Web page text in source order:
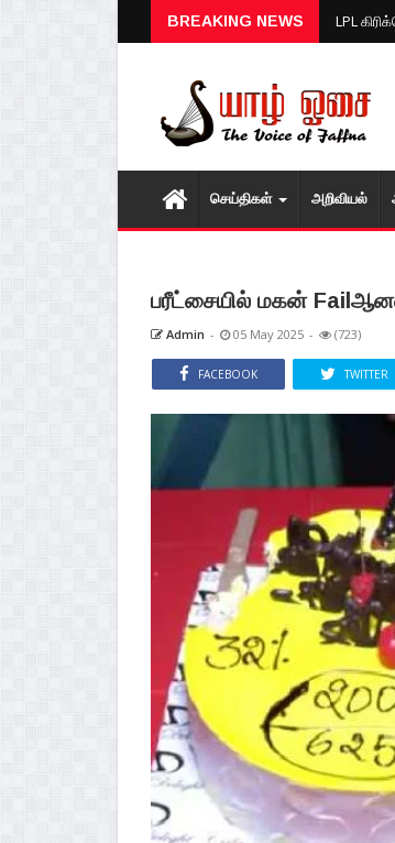
BREAKING NEWS LPL
செய்திகள் அறிவியல்
பரீட்சையில் மகன்
Admin - 05 May 2025 - (723)
FACEBOOK TWITTER